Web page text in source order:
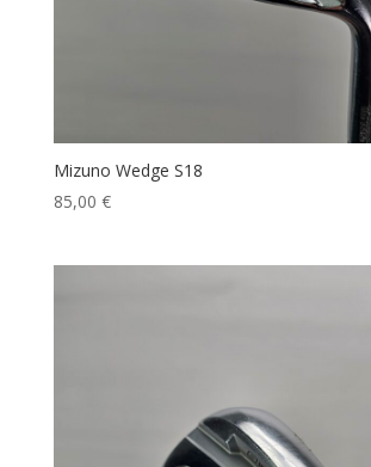
Mizuno Wedge S18
85,00 €